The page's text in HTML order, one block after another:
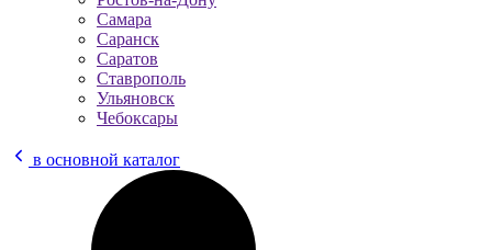
Самара
Саранск
Саратов
Ставрополь
Ульяновск
Чебоксары
в основной каталог